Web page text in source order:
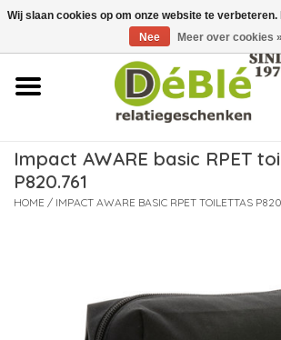
Over ons
Contact
Nieuws
Impact AWARE basic RPET
P820.761
HOME / IMPACT AWARE BASIC RPET TOILETTAS
Wij slaan cookies op om onze website te
Nee
Meer over cookies »